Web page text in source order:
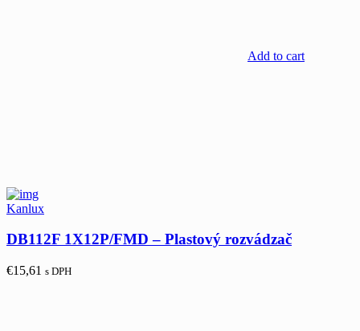
Add to cart
Kanlux
DB112F 1X12P/FMD – Plastový rozvádzač
€15,61 s DPH